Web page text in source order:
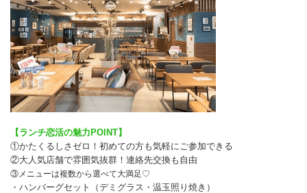
【ランチ恋活の魅力POINT】
①かたくるしさゼロ！初めての方も気軽にご参加できる
②大人気店舗で雰囲気抜群！連絡先交換も自由
③メニューは複数から選べて大満足♡
・ハンバーグセット（デミグラス・温玉照り焼き）